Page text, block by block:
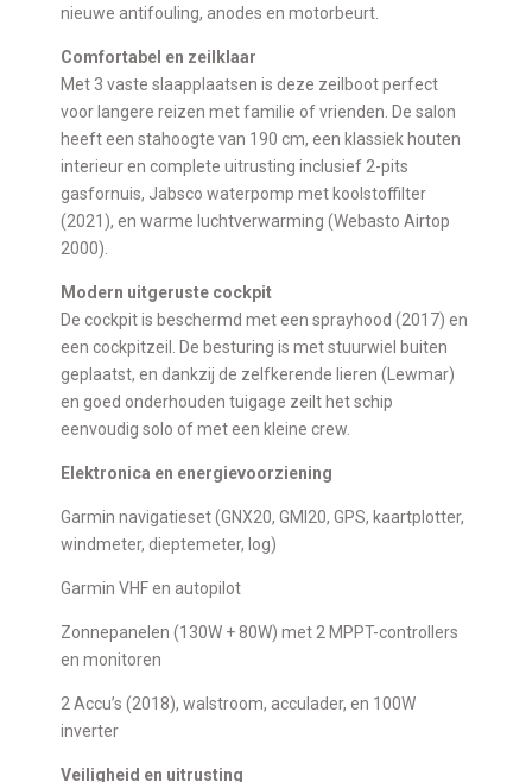
nieuwe antifouling, anodes en motorbeurt.
Comfortabel en zeilklaar
Met 3 vaste slaapplaatsen is deze zeilboot perfect
voor langere reizen met familie of vrienden. De salon
heeft een stahoogte van 190 cm, een klassiek houten
interieur en complete uitrusting inclusief 2-pits
gasfornuis, Jabsco waterpomp met koolstoffilter
(2021), en warme luchtverwarming (Webasto Airtop
2000).
Modern uitgeruste cockpit
De cockpit is beschermd met een sprayhood (2017) en
een cockpitzeil. De besturing is met stuurwiel buiten
geplaatst, en dankzij de zelfkerende lieren (Lewmar)
en goed onderhouden tuigage zeilt het schip
eenvoudig solo of met een kleine crew.
Elektronica en energievoorziening
Garmin navigatieset (GNX20, GMI20, GPS, kaartplotter,
windmeter, dieptemeter, log)
Garmin VHF en autopilot
Zonnepanelen (130W + 80W) met 2 MPPT-controllers
en monitoren
2 Accu’s (2018), walstroom, acculader, en 100W
inverter
Veiligheid en uitrusting